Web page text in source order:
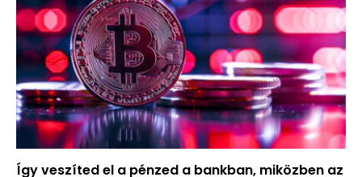
Így veszíted el a pénzed a bankban, miközben az